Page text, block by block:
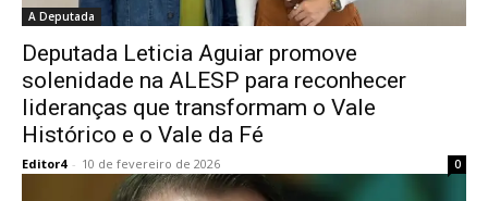
A Deputada
Deputada Leticia Aguiar promove
solenidade na ALESP para reconhecer
lideranças que transformam o Vale
Histórico e o Vale da Fé
Editor4 - 10 de fevereiro de 2026 0